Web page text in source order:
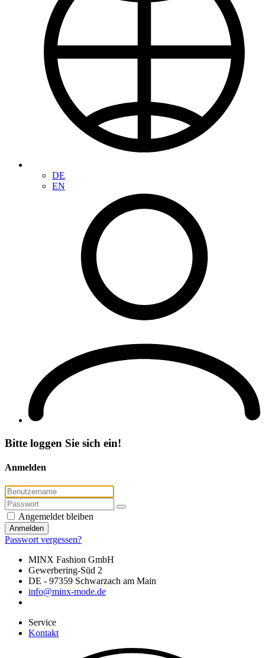
DE
EN
Bitte loggen Sie sich ein!
Anmelden
Angemeldet bleiben
Anmelden
Passwort vergessen?
MINX Fashion GmbH
Gewerbering-Süd 2
DE - 97359 Schwarzach am Main
info@minx-mode.de
Service
Kontakt